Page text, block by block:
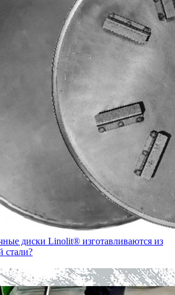
диски Linolit® изготавливаются из
стали?